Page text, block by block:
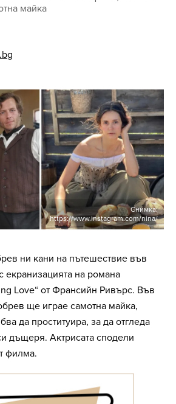
майка
Снимка:
https://www.instagram.com/nina/
ни кани на пътешествие във
екранизацията на романа
Love“ от Франсийн Ривърс. Във
ще играе самотна майка,
да проституира, за да отгледа
дъщеря. Актрисата сподели
филма.